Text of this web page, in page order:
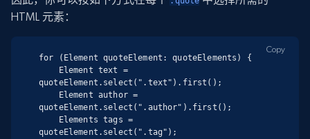
HTML 元素：
for (Element quoteElement: quoteElements) {
quoteElement.select(".text").first();
quoteElement.select(".author").first();
quoteElement.select(".tag");
Copy